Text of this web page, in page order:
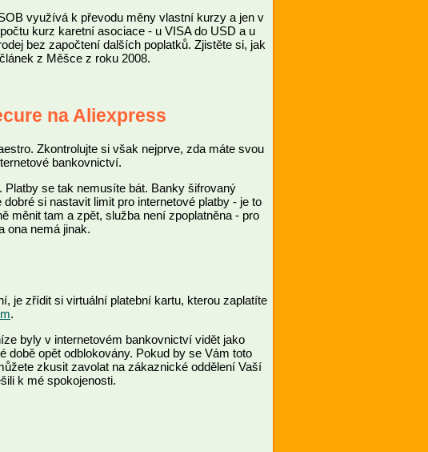
využívá k převodu měny vlastní kurzy a jen v
kurz karetní asociace - u VISA do USD a u
bez započtení dalších poplatků. Zjistěte si, jak
z Měšce z roku 2008.
na Aliexpress
Zkontrolujte si však nejprve, zda máte svou
bankovnictví.
Platby se tak nemusíte bát. Banky šifrovaný
si nastavit limit pro internetové platby - je to
měnit tam a zpět, služba není zpoplatněna - pro
ona nemá jinak.
je zřídit si virtuální platební kartu, kterou zaplatíte
.
byly v internetovém bankovnictví vidět jako
době opět odblokovány. Pokud by se Vám toto
zkusit zavolat na zákaznické oddělení Vaší
k mé spokojenosti.